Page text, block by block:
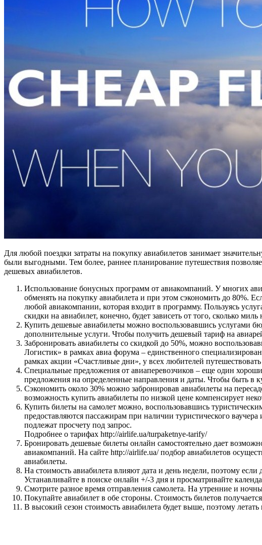
Для любой поездки затраты на покупку авиабилетов занимает
были выгодными. Тем более, раннее планирование путешествия
дешевых авиабилетов.
Использование бонусных программ от авиакомпаний. У многих
обменять на покупку авиабилета и при этом сэкономить до 80%.
любой авиакомпании, которая входит в программу. Пользуясь
скидки на авиабилет, конечно, будет зависеть от того, сколько
Купить дешевые авиабилеты можно воспользовавшись услугами
дополнительные услуги. Чтобы получить дешевый тариф на
Забронировать авиабилеты со скидкой до 50%, можно
Логистик» в рамках авиа форума – единственного
рамках акции «Счастливые дни», у всех любителей
Специальные предложения от авиаперевозчиков – еще один
предложения на определенные направления и даты. Чтобы быть в
Сэкономить около 30% можно забронировав авиабилеты на
возможность купить авиабилеты по низкой цене компенсирует
Купить билеты на самолет можно, воспользовавшись
предоставляются пассажирам при наличии туристического
подлежат просчету под запрос.
Подробнее о тарифах http://airlife.ua/turpaketnye-tarify/
Бронировать дешевые билеты онлайн самостоятельно дает
авиакомпаний. На сайте http://airlife.ua/ подбор авиабилетов
авиабилеты.
На стоимость авиабилета влияют дата и день недели, поэтому
Устанавливайте в поиске онлайн +/-3 дня и просматривайте
Смотрите разное время отправления самолета. На утренние и
Покупайте авиабилет в обе стороны. Стоимость билетов
В высокий сезон стоимость авиабилета будет выше, поэтому